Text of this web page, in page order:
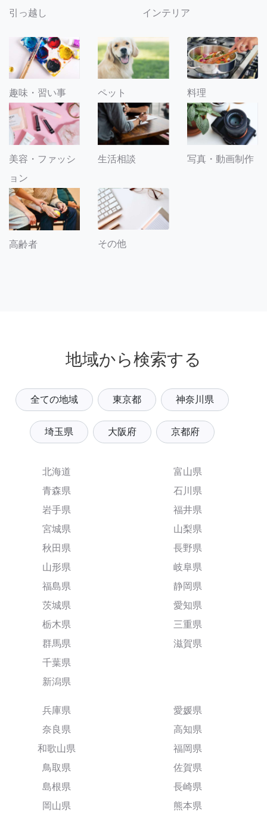
引っ越し インテリア
趣味・習い事 ペット 料理
美容・ファッシ
ョン
生活相談 写真・動画制作
高齢者 その他
地域から検索する
全ての地域 東京都 神奈川県
埼玉県 大阪府 京都府
北海道
青森県
岩手県
宮城県
秋田県
山形県
福島県
茨城県
栃木県
群馬県
千葉県
新潟県
富山県
石川県
福井県
山梨県
長野県
岐阜県
静岡県
愛知県
三重県
滋賀県
兵庫県
奈良県
和歌山県
鳥取県
島根県
岡山県
愛媛県
高知県
福岡県
佐賀県
長崎県
熊本県